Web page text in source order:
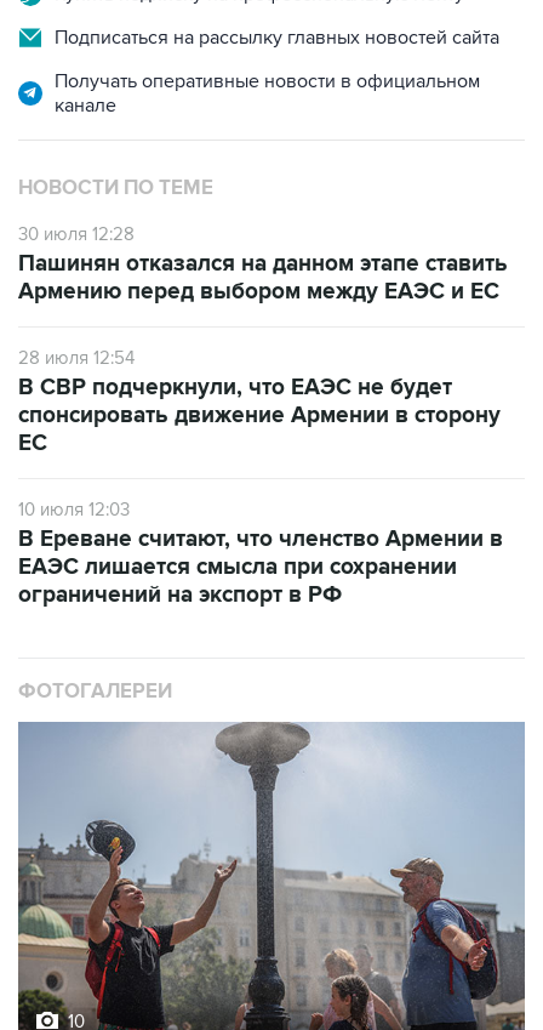
Получать оперативные новости в официальном
НОВОСТИ ПО ТЕМЕ
30 июля 12:28
Армению перед выбором между ЕАЭС и ЕС
28 июля 12:54
спонсировать движение Армении в сторону
ЕС
ЕАЭС лишается смысла при сохранении
ограничений на экспорт в РФ
Фотохроника 6 августа